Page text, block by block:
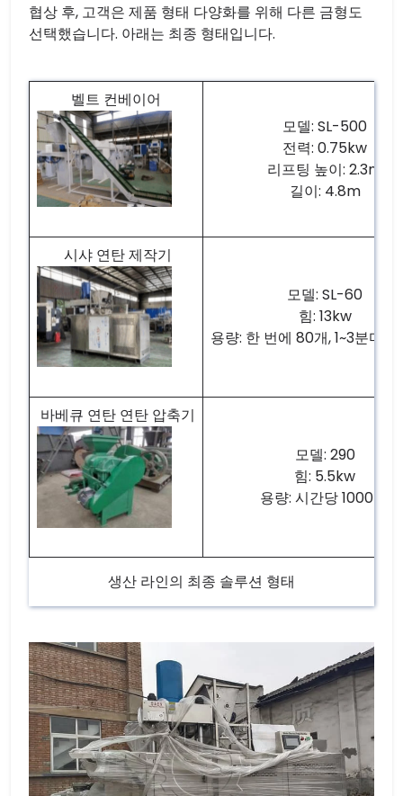
협상 후, 고객은 제품 형태 다양화를 위해 다른 금형도
선택했습니다. 아래는 최종 형태입니다.
벨트 컨베이어
모델: SL-500
전력: 0.75kw
리프팅 높이: 2.3m
길이: 4.8m
시샤 연탄 제작기
모델: SL-60
힘: 13kw
용량: 한 번에 80개, 1~3분마다
바베큐 연탄 연탄 압축기
모델: 290
힘: 5.5kw
용량: 시간당 1000kg
생산 라인의 최종 솔루션 형태